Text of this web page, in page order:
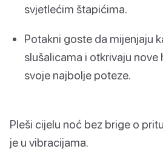
svjetlećim štapićima.
Potakni goste da mijenjaju
slušalicama i otkrivaju
svoje najbolje poteze.
Pleši cijelu noć bez brige o
je u vibracijama.